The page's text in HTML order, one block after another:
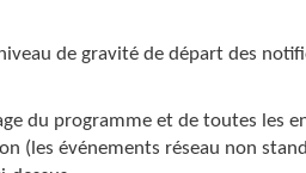
de gravité de départ des
du programme et de toutes les
(les événements réseau non